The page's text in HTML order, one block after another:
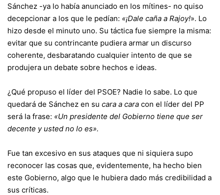
Sánchez -ya lo había anunciado en los mítines- no quiso
decepcionar a los que le pedían: «¡Dale caña a Rajoy!». Lo
hizo desde el minuto uno. Su táctica fue siempre la misma:
evitar que su contrincante pudiera armar un discurso
coherente, desbaratando cualquier intento de que se
produjera un debate sobre hechos e ideas.
¿Qué propuso el líder del PSOE? Nadie lo sabe. Lo que
quedará de Sánchez en su cara a cara con el líder del PP
será la frase: «Un presidente del Gobierno tiene que ser
decente y usted no lo es».
Fue tan excesivo en sus ataques que ni siquiera supo
reconocer las cosas que, evidentemente, ha hecho bien
este Gobierno, algo que le hubiera dado más credibilidad a
sus críticas.